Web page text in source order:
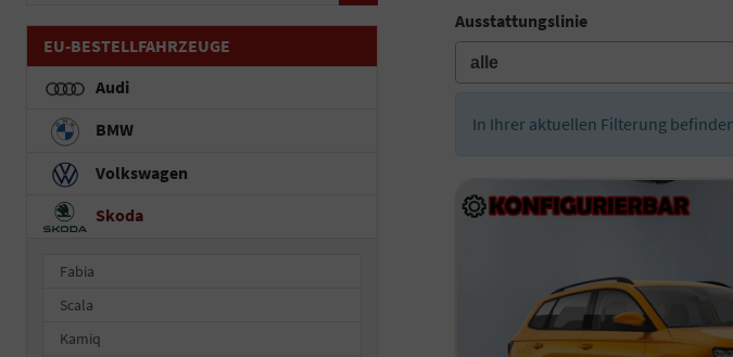
Ausstattungslinie
In Ihrer aktuellen Filterung
EU-BESTELLFAHRZEUGE
Audi
BMW
Volkswagen
Skoda
Fabia
Scala
Kamiq